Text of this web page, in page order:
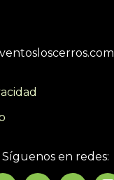
Síguenos en redes: